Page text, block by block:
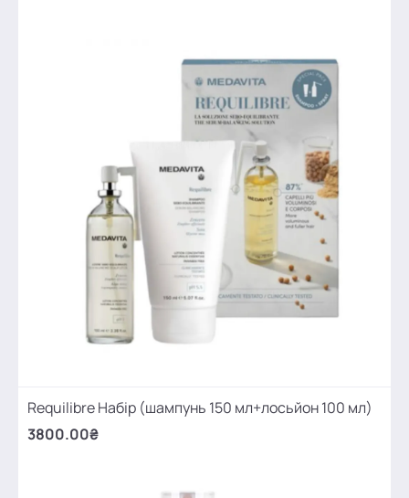
Requilibre Набір (шампунь 150 мл+лосьйон 100 мл)
3800.00₴